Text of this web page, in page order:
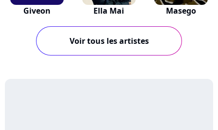
Giveon Ella Mai Masego
Voir tous les artistes